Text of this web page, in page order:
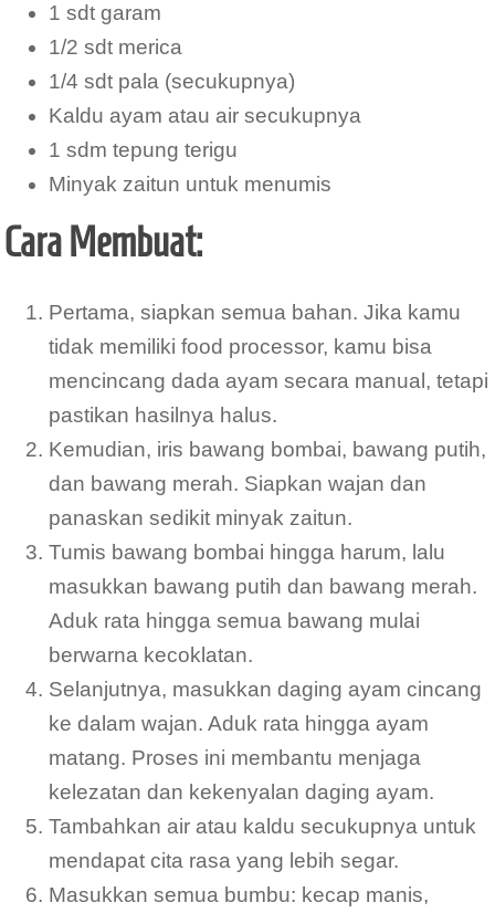
1 sdt garam
1/2 sdt merica
1/4 sdt pala (secukupnya)
Kaldu ayam atau air secukupnya
1 sdm tepung terigu
Minyak zaitun untuk menumis
Cara Membuat:
Pertama, siapkan semua bahan. Jika kamu
tidak memiliki food processor, kamu bisa
mencincang dada ayam secara manual, tetapi
pastikan hasilnya halus.
Kemudian, iris bawang bombai, bawang putih,
dan bawang merah. Siapkan wajan dan
panaskan sedikit minyak zaitun.
Tumis bawang bombai hingga harum, lalu
masukkan bawang putih dan bawang merah.
Aduk rata hingga semua bawang mulai
berwarna kecoklatan.
Selanjutnya, masukkan daging ayam cincang
ke dalam wajan. Aduk rata hingga ayam
matang. Proses ini membantu menjaga
kelezatan dan kekenyalan daging ayam.
Tambahkan air atau kaldu secukupnya untuk
mendapat cita rasa yang lebih segar.
Masukkan semua bumbu: kecap manis,